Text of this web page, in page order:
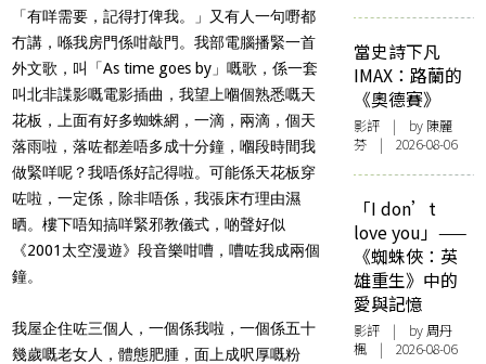
「有咩需要，記得打俾我。」又有人一句嘢都
冇講，喺我房門係咁敲門。我部電腦播緊一首
外文歌，叫「As time goes by」嘅歌，係一套
叫北非諜影嘅電影插曲，我望上嗰個熟悉嘅天
花板，上面有好多蜘蛛網，一滴，兩滴，個天
落雨啦，落咗都差唔多成十分鐘，嗰段時間我
做緊咩呢？我唔係好記得啦。可能係天花板穿
咗啦，一定係，除非唔係，我張床冇理由濕
晒。樓下唔知搞咩緊邪教儀式，啲聲好似
《2001太空漫遊》段音樂咁嘈，嘈咗我成兩個
鐘。
我屋企住咗三個人，一個係我啦，一個係五十
幾歲嘅老女人，體態肥腫，面上成呎厚嘅粉
當史詩下凡
IMAX：路蘭的
《奧德賽》
影評 | by 陳麗
芬 | 2026-08-06
「I don’t
love you」——
《蜘蛛俠：英
雄重生》中的
愛與記憶
影評 | by周丹
楓 | 2026-08-06